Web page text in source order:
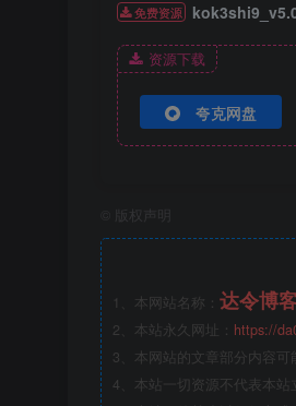
免费资源
资源下载
夸克网盘
版权声明
1、本网站名称： 达令博
2、本站永久网址： https://
3、本网站的文章部分内容
4、本站一切资源不代表本站